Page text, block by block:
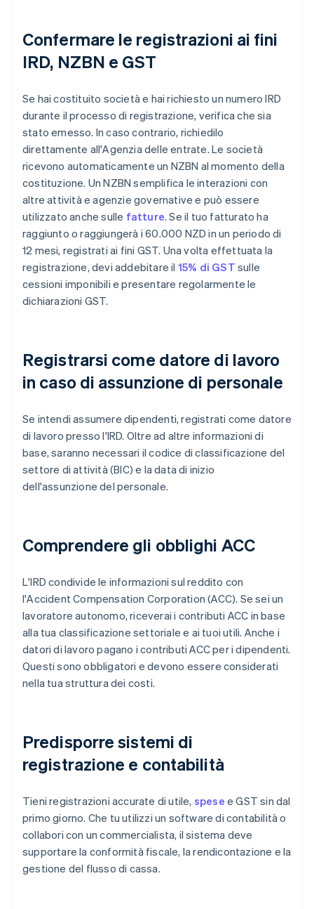
Confermare le registrazioni ai fini
IRD, NZBN e GST
Se hai costituito società e hai richiesto un numero IRD
durante il processo di registrazione, verifica che sia
stato emesso. In caso contrario, richiedilo
direttamente all'Agenzia delle entrate. Le società
ricevono automaticamente un NZBN al momento della
costituzione. Un NZBN semplifica le interazioni con
altre attività e agenzie governative e può essere
utilizzato anche sulle fatture. Se il tuo fatturato ha
raggiunto o raggiungerà i 60.000 NZD in un periodo di
12 mesi, registrati ai fini GST. Una volta effettuata la
registrazione, devi addebitare il 15% di GST sulle
cessioni imponibili e presentare regolarmente le
dichiarazioni GST.
Registrarsi come datore di lavoro
in caso di assunzione di personale
Se intendi assumere dipendenti, registrati come datore
di lavoro presso l'IRD. Oltre ad altre informazioni di
base, saranno necessari il codice di classificazione del
settore di attività (BIC) e la data di inizio
dell'assunzione del personale.
Comprendere gli obblighi ACC
L'IRD condivide le informazioni sul reddito con
l'Accident Compensation Corporation (ACC). Se sei un
lavoratore autonomo, riceverai i contributi ACC in base
alla tua classificazione settoriale e ai tuoi utili. Anche i
datori di lavoro pagano i contributi ACC per i dipendenti.
Questi sono obbligatori e devono essere considerati
nella tua struttura dei costi.
Predisporre sistemi di
registrazione e contabilità
Tieni registrazioni accurate di utile, spese e GST sin dal
primo giorno. Che tu utilizzi un software di contabilità o
collabori con un commercialista, il sistema deve
supportare la conformità fiscale, la rendicontazione e la
gestione del flusso di cassa.